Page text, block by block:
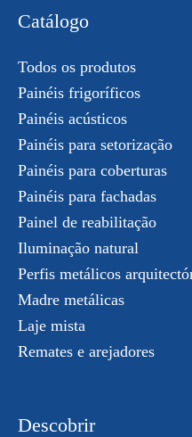
Catálogo
Todos os produtos
Painéis frigoríficos
Painéis acústicos
Painéis para setorização
Painéis para coberturas
Painéis para fachadas
Painel de reabilitação
Iluminação natural
Perfis metálicos
Madre metálicas
Laje mista
Remates e arejadores
Descobrir